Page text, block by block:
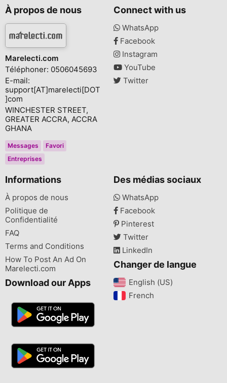
À propos de nous
Marelecti.com
Téléphoner: 0506045693
E-mail:
support[AT]marelecti[DOT
]com
WINCHESTER STREET,
GREATER ACCRA, ACCRA
GHANA
Messages
Favori
Entreprises
Connect with us
WhatsApp
Facebook
Instagram
YouTube
Twitter
Informations
À propos de nous
Politique de
Confidentialité
FAQ
Terms and Conditions
How To Post An Ad On
Marelecti.com
Download our Apps
Des médias sociaux
WhatsApp
Facebook
Pinterest
Twitter
LinkedIn
Changer de langue
English (US)‎
French‎